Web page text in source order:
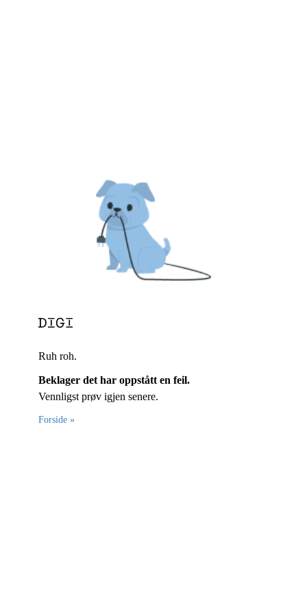
Ruh roh.
Beklager det har oppstått en feil.
Vennligst prøv igjen senere.
Forside »